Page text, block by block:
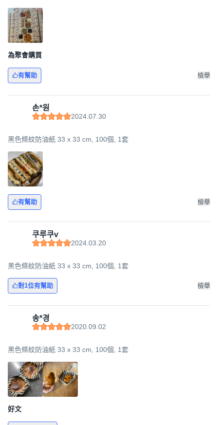
為聚會購買
有幫助 檢舉
손*원
2024.07.30
黑色條紋防油紙 33 x 33 cm, 100個, 1套
有幫助 檢舉
쿠루쿠v
2024.03.20
黑色條紋防油紙 33 x 33 cm, 100個, 1套
對1位有幫助 檢舉
송*경
2020.09.02
黑色條紋防油紙 33 x 33 cm, 100個, 1套
好文